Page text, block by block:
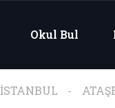
Okul Bul
İSTANBUL